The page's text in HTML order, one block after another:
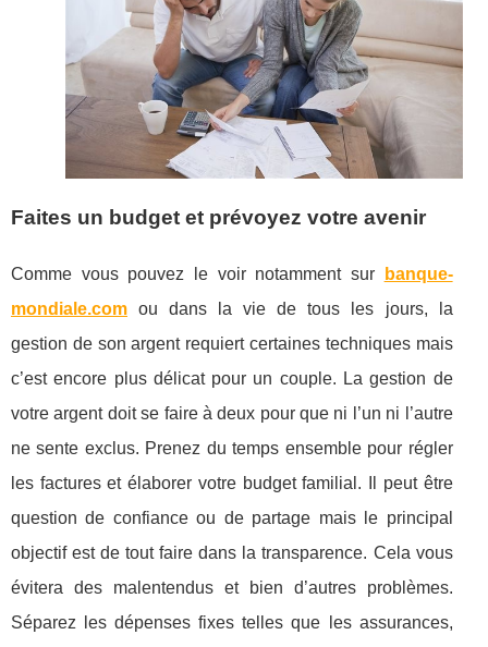
Faites un budget et prévoyez votre avenir
Comme vous pouvez le voir notamment sur
banque-
mondiale.com ou dans la vie de tous les jours, la
gestion de son argent requiert certaines techniques mais
c’est encore plus délicat pour un couple. La gestion de
votre argent doit se faire à deux pour que ni l’un ni l’autre
ne sente exclus. Prenez du temps ensemble pour régler
les factures et élaborer votre budget familial. Il peut être
question de confiance ou de partage mais le principal
objectif est de tout faire dans la transparence. Cela vous
évitera des malentendus et bien d’autres problèmes.
Séparez les dépenses fixes telles que les assurances,